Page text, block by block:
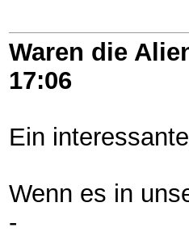
Waren die
17:06
Ein
Wenn es in
-